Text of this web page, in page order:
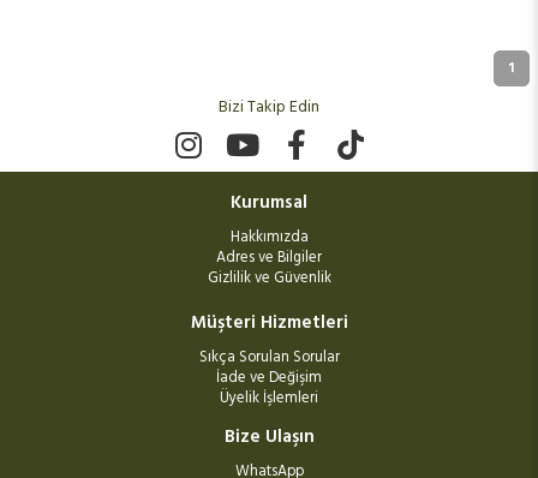
1
Bizi Takip Edin
Kurumsal
Hakkımızda
Adres ve Bilgiler
Gizlilik ve Güvenlik
Müşteri Hizmetleri
Sıkça Sorulan Sorular
İade ve Değişim
Üyelik İşlemleri
Bize Ulaşın
WhatsApp